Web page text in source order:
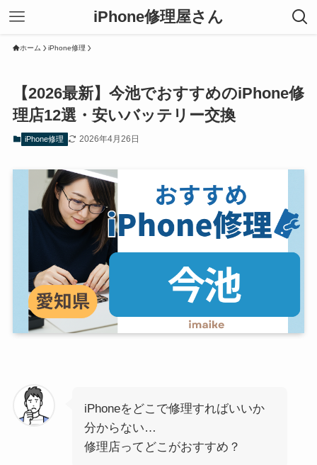
iPhone修理屋さん
ホーム iPhone修理
【2026最新】今池でおすすめのiPhone修
理店12選・安いバッテリー交換
iPhone修理 2026年4月26日
iPhoneをどこで修理すればいいか
分からない…
修理店ってどこがおすすめ？